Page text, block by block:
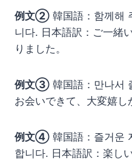
例文② 韓国語：함께해
니다. 日本語訳：ご一緒
りました。
例文③ 韓国語：만나서
お会いできて、大変嬉し
例文④ 韓国語：즐거운
합니다. 日本語訳：楽し